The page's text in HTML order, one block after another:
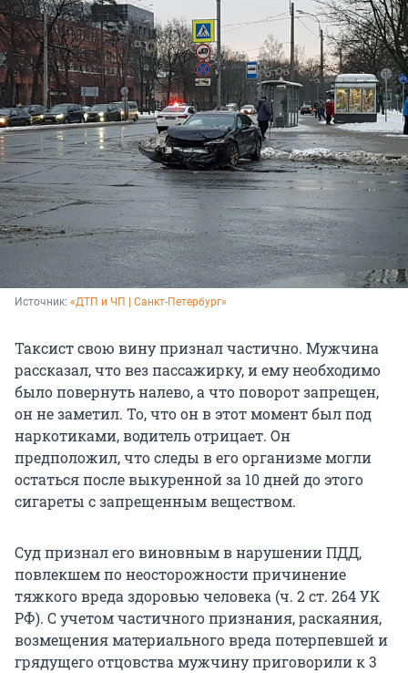
Источник: «ДТП и ЧП | Санкт-Петербург»
Таксист свою вину признал частично. Мужчина
рассказал, что вез пассажирку, и ему необходимо
было повернуть налево, а что поворот запрещен,
он не заметил. То, что он в этот момент был под
наркотиками, водитель отрицает. Он
предположил, что следы в его организме могли
остаться после выкуренной за 10 дней до этого
сигареты с запрещенным веществом.
Суд признал его виновным в нарушении ПДД,
повлекшем по неосторожности причинение
тяжкого вреда здоровью человека (ч. 2 ст. 264 УК
РФ). С учетом частичного признания, раскаяния,
возмещения материального вреда потерпевшей и
грядущего отцовства мужчину приговорили к 3